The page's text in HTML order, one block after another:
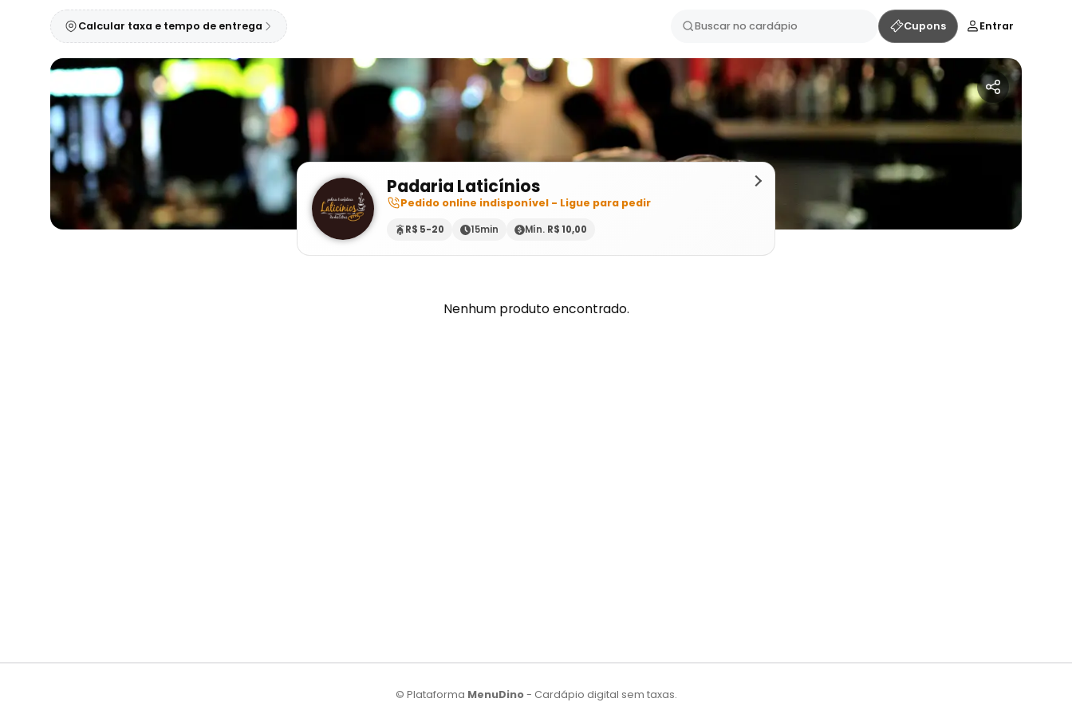
Calcular taxa e tempo de entrega Cupons Entrar
Padaria Laticínios
Pedido online indisponível - Ligue para pedir
R$ 5-20 15min Mín. R$ 10,00
Nenhum produto encontrado.
© Plataforma MenuDino- Cardápio digital sem taxas.